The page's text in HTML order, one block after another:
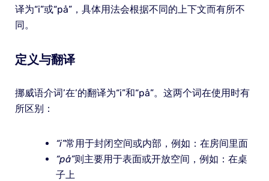
译为“i”或“på”，具体用法会根据不同的上下文而有所不
同。
定义与翻译
挪威语介词’在’的翻译为“i”和“på”。这两个词在使用时有
所区别：
“i”常用于封闭空间或内部，例如：在房间里面
“på”则主要用于表面或开放空间，例如：在桌
子上